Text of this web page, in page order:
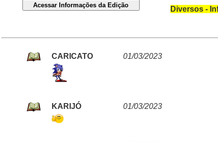
Diversos -
CARICATO 01/03/2023
KARIJÓ 01/03/2023